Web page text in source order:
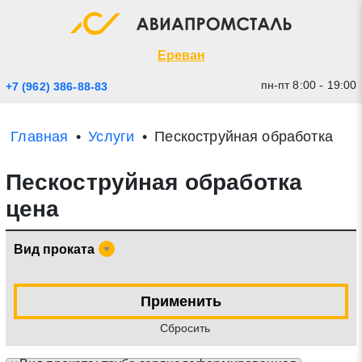
Ереван
+7 (962) 386-88-83 пн-пт 8:00 - 19:00
Главная Услуги Пескоструйная обработка
Пескоструйная обработка
цена
Вид проката
Применить
Cбросить
Экспресс заявка
Прикрепить файл (до 20 mb)
Отправить заявку